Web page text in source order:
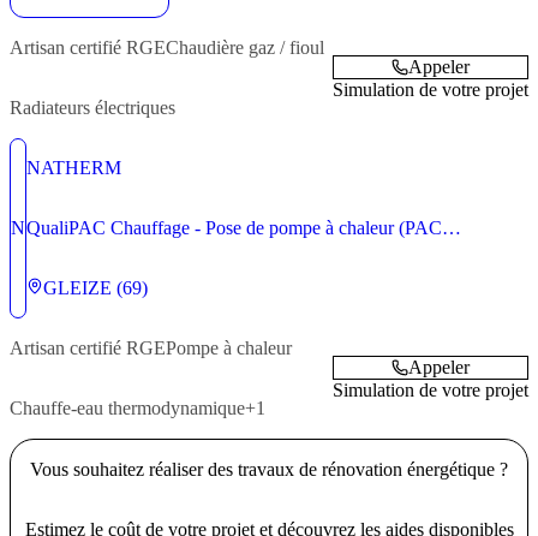
Artisan certifié RGEChaudière gaz / fioul
Radiateurs électriques
Appeler
Simulation de votre projet
N
NATHERM
QualiPAC Chauffage - Pose de pompe à chaleur (PAC
GLEIZE (69)
Artisan certifié RGEPompe à chaleur
Chauffe-eau thermodynamique+1
Appeler
Simulation de votre projet
Vous souhaitez réaliser des travaux de rénovation énergétique ?
Estimez le coût de votre projet et découvrez les aides disponibles